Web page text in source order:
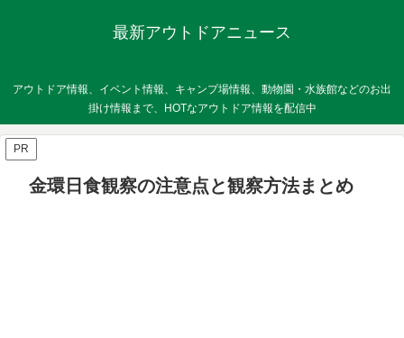
最新アウトドアニュース
アウトドア情報、イベント情報、キャンプ場情報、動物園・水族館などのお出
掛け情報まで、HOTなアウトドア情報を配信中
PR
金環日食観察の注意点と観察方法まとめ